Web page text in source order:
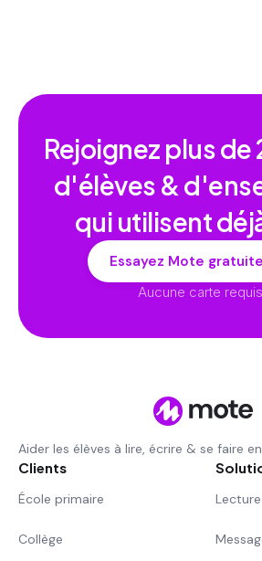
Rejoignez plus de
d'élèves &
qui utilisent
Essayez Mote
Aucune carte
Aider les élèves à lire, écrire & se faire
Clients
École primaire
Collège